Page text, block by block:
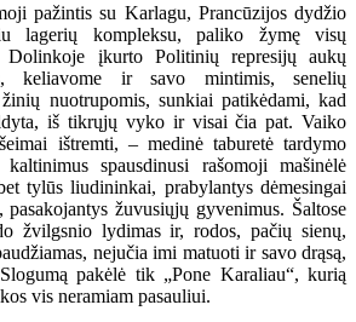
pažintis su Karlagu, Prancūzijos dydžio
lagerių kompleksu, paliko žymę visų
Dolinkoje įkurto Politinių represijų aukų
keliavome ir savo mintimis, senelių
nuotrupomis, sunkiai patikėdami, kad
iš tikrųjų vyko ir visai čia pat. Vaiko
ištremti, – medinė taburetė tardymo
spausdinusi rašomoji mašinėlė
tylūs liudininkai, prabylantys dėmesingai
žuvusiųjų gyvenimus. Šaltose
žvilgsnio lydimas ir, rodos, pačių sienų,
nejučia imi matuoti ir savo drąsą,
pakėlė tik „Pone Karaliau“, kurią
vis neramiam pasauliui.